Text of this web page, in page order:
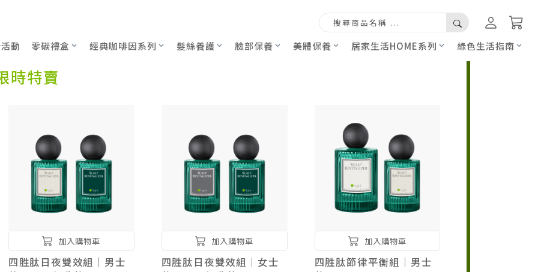
動 零碳禮盒 經典咖啡因系列 髮絲養護 臉部保養 美體保養 居家生活HOME系列 綠色生活指南
時特賣
加入購物車
四胜肽日夜雙效組｜男士
加入購物車
四胜肽日夜雙效組｜女士
加入購物車
四胜肽節律平衡組｜男士